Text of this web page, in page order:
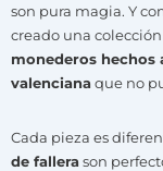
son pura magia. Y
creado una
monederos hechos
valencianaque no
Cada pieza es
de fallerason